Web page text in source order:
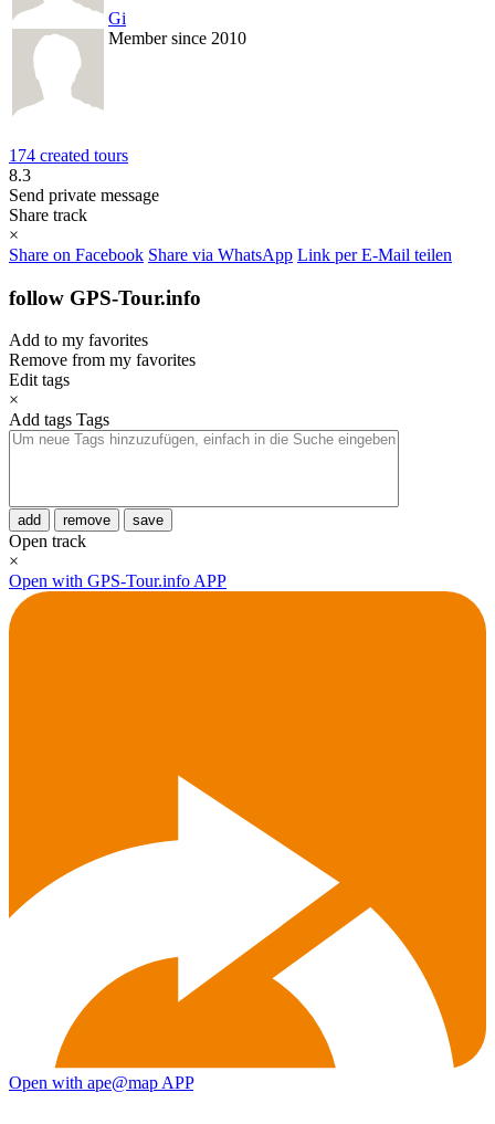
Gi
Member since 2010
174 created tours
8.3
Send private message
Share track
×
Share on Facebook Share via WhatsApp Link per E-Mail teilen
follow GPS-Tour.info
Add to my favorites
Remove from my favorites
Edit tags
×
Add tags Tags
add remove save
Open track
×
Open with GPS-Tour.info APP
Open with ape@map APP